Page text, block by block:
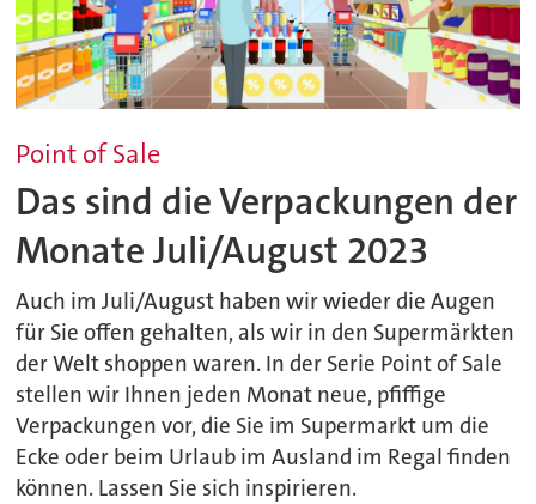
Point of Sale
Das sind die Verpackungen der
Monate Juli/August 2023
Auch im Juli/August haben wir wieder die Augen
für Sie offen gehalten, als wir in den Supermärkten
der Welt shoppen waren. In der Serie Point of Sale
stellen wir Ihnen jeden Monat neue, pfiffige
Verpackungen vor, die Sie im Supermarkt um die
Ecke oder beim Urlaub im Ausland im Regal finden
können. Lassen Sie sich inspirieren.